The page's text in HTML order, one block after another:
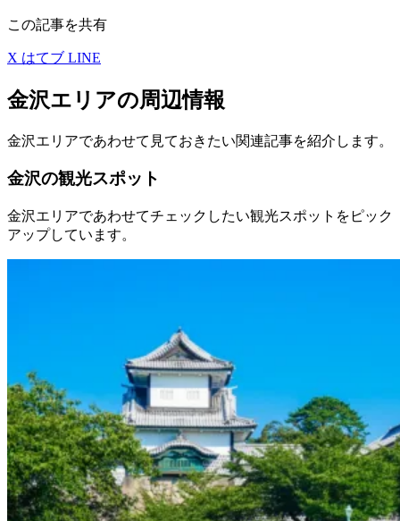
この記事を共有
X はてブ LINE
金沢エリアの周辺情報
金沢エリアであわせて見ておきたい関連記事を紹介します。
金沢の観光スポット
金沢エリアであわせてチェックしたい観光スポットをピック
アップしています。